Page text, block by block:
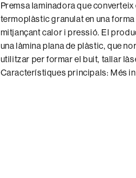
Premsa laminadora que converteix
termoplàstic granulat en una
mitjançant calor i pressió. El
una làmina plana de plàstic, que
utilitzar per formar el buit, tallar
Característiques principals: Més